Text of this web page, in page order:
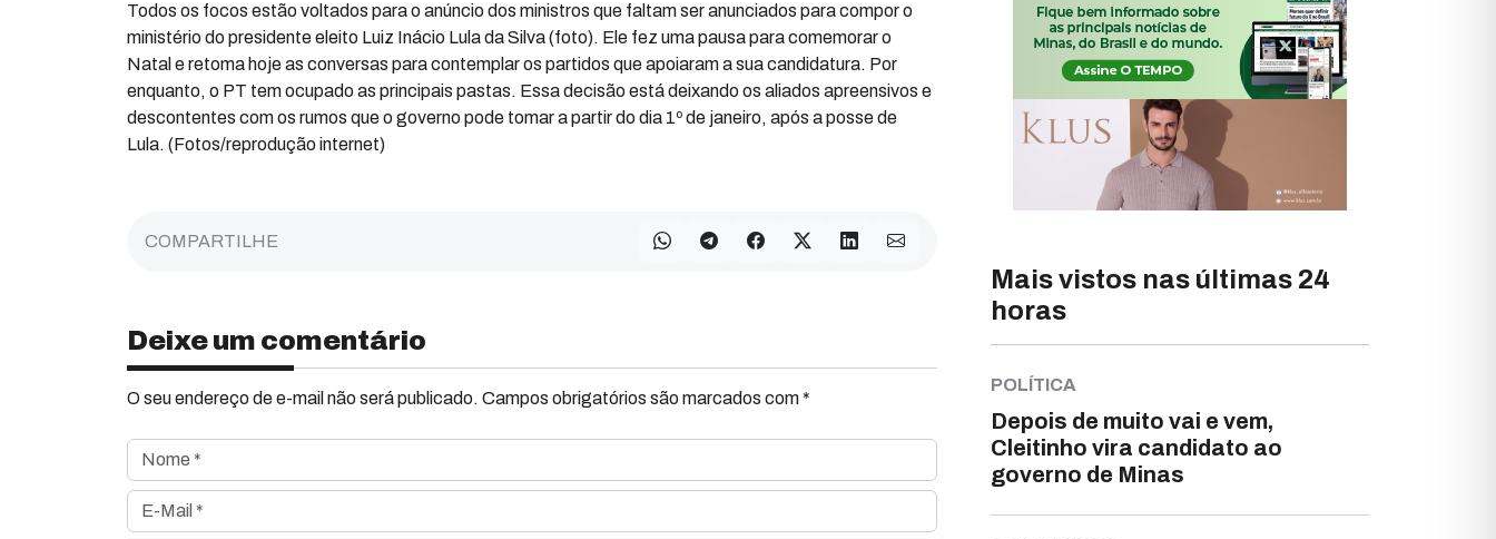
Todos os focos estão voltados para o anúncio dos ministros que faltam ser anunciados para compor o
ministério do presidente eleito Luiz Inácio Lula da Silva (foto). Ele fez uma pausa para comemorar o
Natal e retoma hoje as conversas para contemplar os partidos que apoiaram a sua candidatura. Por
enquanto, o PT tem ocupado as principais pastas. Essa decisão está deixando os aliados apreensivos e
descontentes com os rumos que o governo pode tomar a partir do dia 1º de janeiro, após a posse de
Lula. (Fotos/reprodução internet)
COMPARTILHE
Deixe um comentário
O seu endereço de e-mail não será publicado. Campos obrigatórios são marcados com *
Nome *
E-Mail *
Mais vistos nas últimas 24
horas
POLÍTICA
Depois de muito vai e vem,
Cleitinho vira candidato ao
governo de Minas